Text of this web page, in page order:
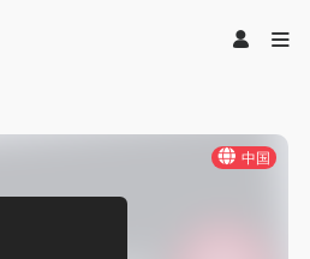
中国